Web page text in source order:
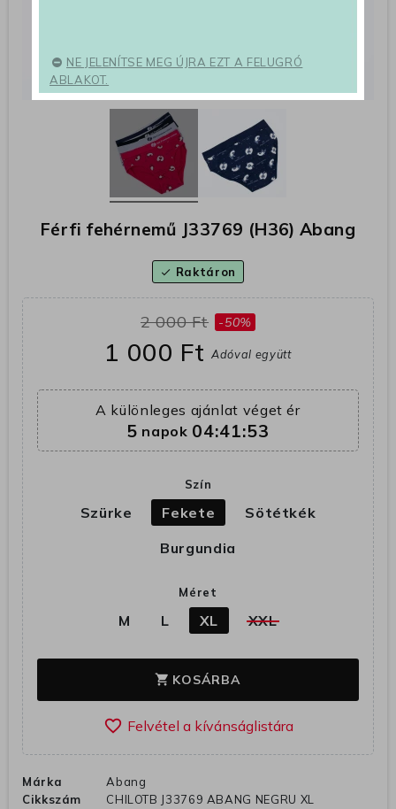
Férfi fehérnemű J33769 (H36) Abang
check Raktáron
2 000 Ft -50%
1 000 FtAdóval együtt
A különleges ajánlat véget ér
5 napok 04:41:53
Szín
Szürke Fekete
Sötétkék
Burgundia
Méret
M L XL XXL
shopping_cart KOSÁRBA
favorite_border
Márka
Abang
Cikkszám
CHILOTB J33769 ABANG NEGRU XL
NE JELENÍTSE MEG ÚJRA EZT A FELUGRÓ
ABLAKOT.